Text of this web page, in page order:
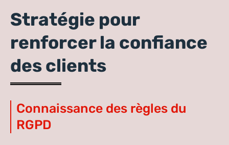
Stratégie pour
renforcer la confiance
des clients
Connaissance des règles du
RGPD